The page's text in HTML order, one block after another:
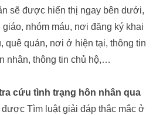
sẽ được hiển thị ngay bên dưới,
giáo, nhóm máu, nơi đăng ký khai
quê quán, nơi ở hiện tại, thông tin
nhân, thông tin chủ hộ,…
cứu tình trạng hôn nhân qua
được Tìm luậtgiải đáp thắc mắc ở